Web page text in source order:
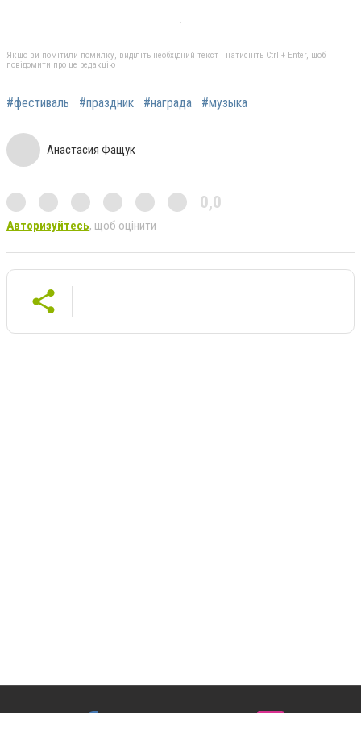
Якщо ви помітили помилку, виділіть необхідний текст і натисніть Ctrl + Enter, щоб
повідомити про це редакцію
#фестиваль #праздник #награда #музыка
Анастасия Фащук
0,0
Авторизуйтесь, щоб оцінити